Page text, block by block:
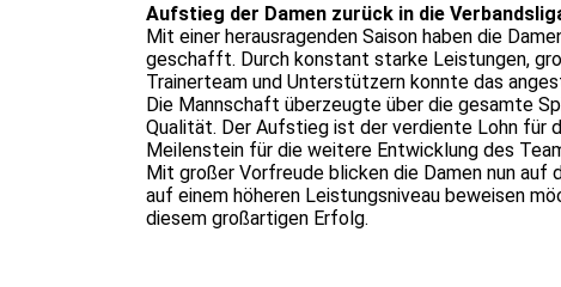
Aufstieg der Damen zurück in die
Mit einer herausragenden Saison haben die
geschafft. Durch konstant starke Leistungen,
Trainerteam und Unterstützern konnte das
Die Mannschaft überzeugte über die gesamte
Qualität. Der Aufstieg ist der verdiente Lohn für
Meilenstein für die weitere Entwicklung des
Mit großer Vorfreude blicken die Damen nun auf
auf einem höheren Leistungsniveau beweisen
diesem großartigen Erfolg.